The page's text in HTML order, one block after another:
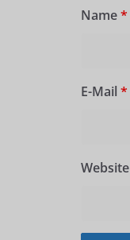
Name*
E-Mail *
Website